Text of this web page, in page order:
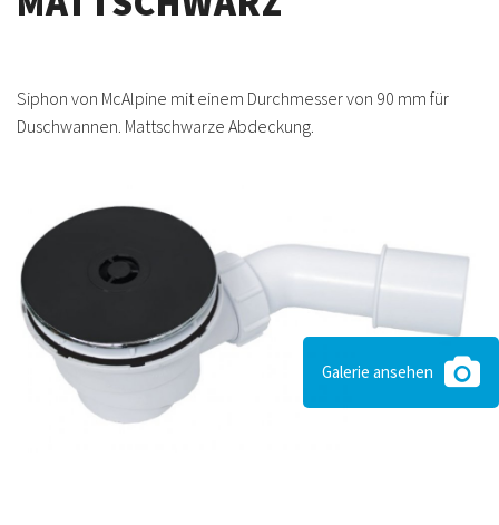
Siphon von McAlpine mit einem Durchmesser von 90 mm für
Duschwannen. Mattschwarze Abdeckung.
Galerie ansehen